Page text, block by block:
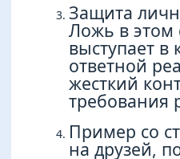
Защита
Ложь в этом
выступает в
ответной
жесткий
требования
Пример со
на друзей,